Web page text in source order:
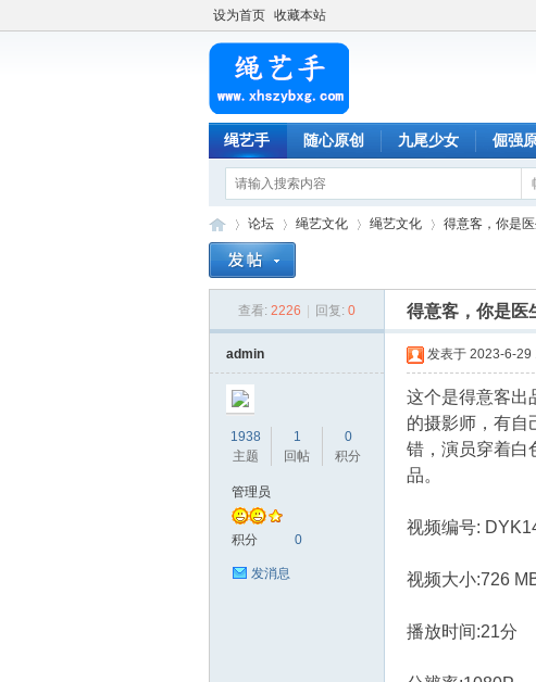
设为首页 收藏本站
绳艺手 随心原创 九尾少女 倔强
论坛
›
绳艺文化
›
绳艺文化
›
得意客，你是医
查看: 2226 回复: 0 得意客，你是医
admin
1938
主题
1
回帖
0
积分
管理员
积分 0
发消息
发表于 2023-6-29
这个是得意客出
的摄影师，有自
错，演员穿着白
品。
视频编号:
视频大小:726
播放时间:21分